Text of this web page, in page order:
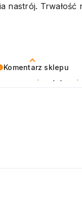
Komentarz sklepu
priorytetem
nadzieję - do
Trwałość